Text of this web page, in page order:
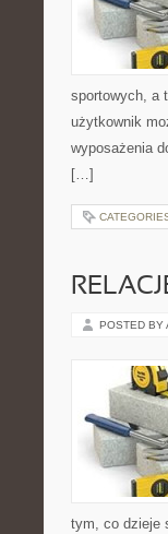
sportowych, a
użytkownik
wyposażenia
[…]
POSTED BY
tym, co dzieje